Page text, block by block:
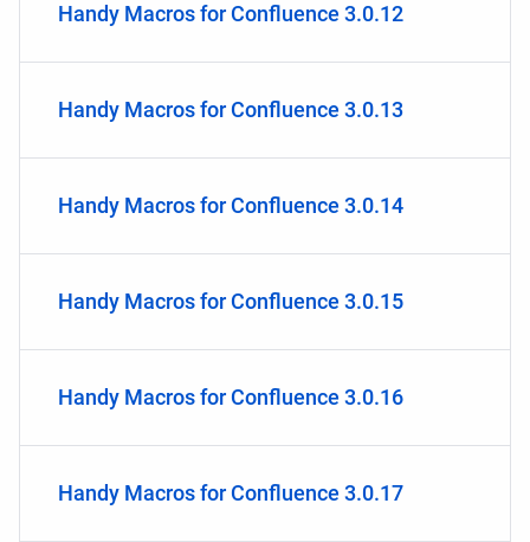
Handy Macros for Confluence 3.0.12
Handy Macros for Confluence 3.0.13
Handy Macros for Confluence 3.0.14
Handy Macros for Confluence 3.0.15
Handy Macros for Confluence 3.0.16
Handy Macros for Confluence 3.0.17